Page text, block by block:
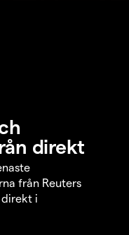
direkt
från Reuters
direkt i